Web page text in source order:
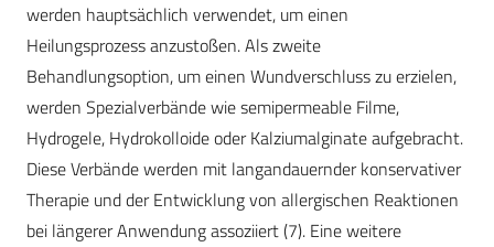
werden hauptsächlich verwendet, um einen
Heilungsprozess anzustoßen. Als zweite
Behandlungsoption, um einen Wundverschluss zu erzielen,
werden Spezialverbände wie semipermeable Filme,
Hydrogele, Hydrokolloide oder Kalziumalginate aufgebracht.
Diese Verbände werden mit langandauernder konservativer
Therapie und der Entwicklung von allergischen Reaktionen
bei längerer Anwendung assoziiert (7). Eine weitere